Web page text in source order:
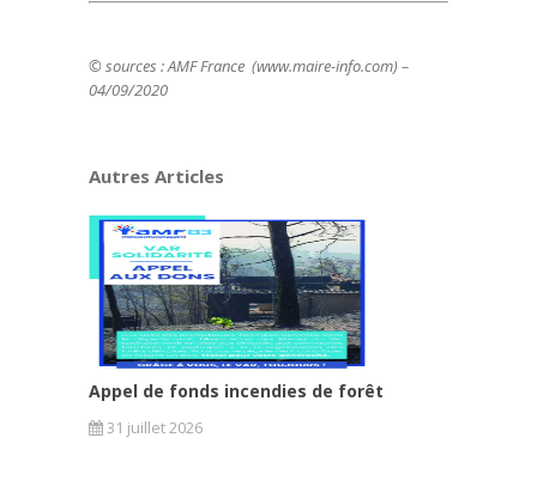
© sources : AMF France (www.maire-info.com) –
04/09/2020
Autres Articles
Appel de fonds incendies de forêt
31 juillet 2026